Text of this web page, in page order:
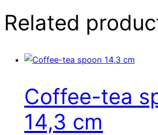
Related
Coffee-tea
14,3 cm